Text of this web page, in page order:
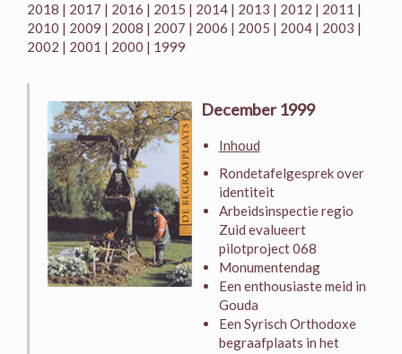
2018 | 2017 | 2016 | 2015 | 2014 | 2013 | 2012 | 2011 |
2010 | 2009 | 2008 | 2007 | 2006 | 2005 | 2004 | 2003 |
2002 | 2001 | 2000 | 1999
December 1999
Inhoud
Rondetafelgesprek over
identiteit
Arbeidsinspectie regio
Zuid evalueert
pilotproject 068
Monumentendag
Een enthousiaste meid in
Gouda
Een Syrisch Orthodoxe
begraafplaats in het